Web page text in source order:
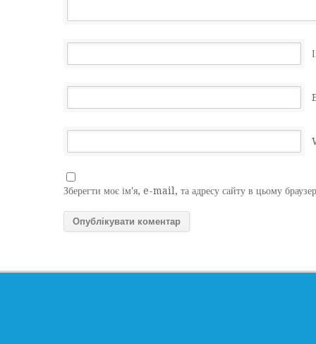
Зберегти моє ім'я, e-mail, та адресу сайту в цьому